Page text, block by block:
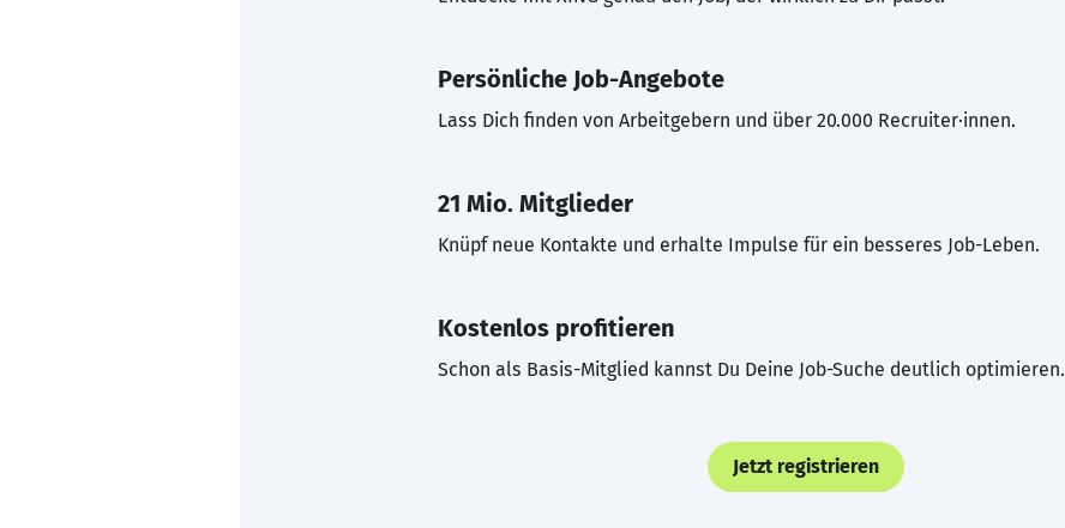
Persönliche Job-Angebote
Lass Dich finden von Arbeitgebern und über 20.000 Recruiter·innen.
21 Mio. Mitglieder
Knüpf neue Kontakte und erhalte Impulse für ein besseres Job-Leben.
Kostenlos profitieren
Schon als Basis-Mitglied kannst Du Deine Job-Suche deutlich optimieren.
Jetzt registrieren